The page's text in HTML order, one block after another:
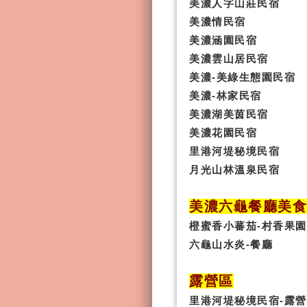
美濃人字山莊民宿
美濃情民宿
美濃涵園民宿
美濃雲山居民宿
美濃-美綠生態園民宿
美濃-林家民宿
美濃湖美茵民宿
美濃花園民宿
里港河堤秘境民宿
月光山林溫泉民宿
美濃六龜餐廳美食
橙蜜香小蕃茄-村香果園
六龜山水炎-餐廳
露營區
里港河堤秘境民宿-露